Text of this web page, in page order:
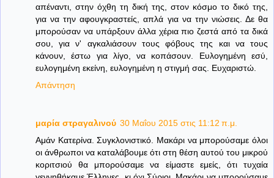
απέναντι, στην όχθη τη δική της, στον κόσμο το δικό της,
για να την αφουγκραστείς, απλά για να την νιώσεις. Δε θα
μπορούσαν να υπάρξουν άλλα χέρια πιο ζεστά από τα δικά
σου, για ν' αγκαλιάσουν τους φόβους της και να τους
κάνουν, έστω για λίγο, να κοπάσουν. Ευλογημένη εσύ,
ευλογημένη εκείνη, ευλογημένη η στιγμή σας. Ευχαριστώ.
Απάντηση
μαρία στραγαλινού 30 Μαΐου 2015 στις 11:12 π.μ.
Αμάν Κατερίνα. Συγκλονιστικό. Μακάρι να μπορούσαμε όλοι
οι άνθρωποι να καταλάβουμε ότι στη θέση αυτού του μικρού
κοριτσιού θα μπορούσαμε να είμαστε εμείς, ότι τυχαία